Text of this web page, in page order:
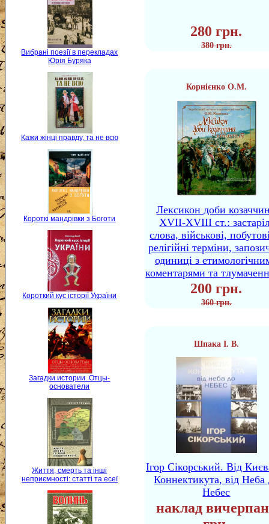
Вибрані поезії в перекладах
Юрія Буряка
Кажи жінці правду, та не всю
Короткі мандрівки з Боготи
Короткий кус історії України
Загадки истории. Отцы-
основатели
Життя, смерть та інші
неприємності: статті та есеї
280 грн.
380 грн.
Корнієнко О.М.
Лексикон доби
XVII-XVIII ст.:
слова, військові,
релігійні терміни,
одиниці з
коментарями та
200 грн.
360 грн.
Шпака І. В.
Ігор Сікорський. Від
Коннектикута, від Неба
Небес
наклад